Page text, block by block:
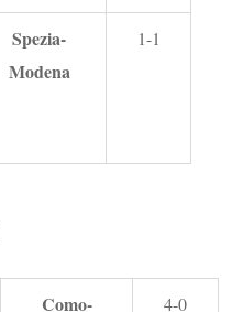
Spezia-
Modena
1-1
Como-
4-0